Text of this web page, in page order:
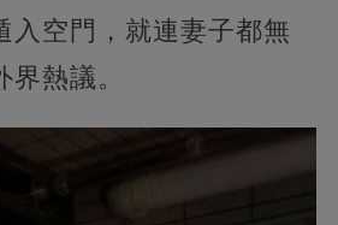
入空門，就連妻子都無
熱議。